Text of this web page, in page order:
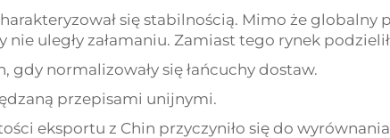
się stabilnością. Mimo że globalny
uległy załamaniu. Zamiast tego rynek
gdy normalizowały się łańcuchy dostaw.
przepisami unijnymi.
eksportu z Chin przyczyniło się do